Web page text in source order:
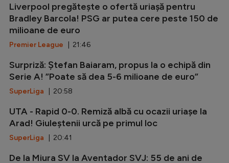
Liverpool pregătește o ofertă uriașă pentru
Bradley Barcola! PSG ar putea cere peste 150 de
milioane de euro
Premier League | 21:46
Surpriză: Ștefan Baiaram, propus la o echipă din
Serie A! ”Poate să dea 5-6 milioane de euro”
SuperLiga | 20:58
UTA - Rapid 0-0. Remiză albă cu ocazii uriașe la
Arad! Giuleștenii urcă pe primul loc
SuperLiga | 20:41
De la Miura SV la Aventador SVJ: 55 de ani de